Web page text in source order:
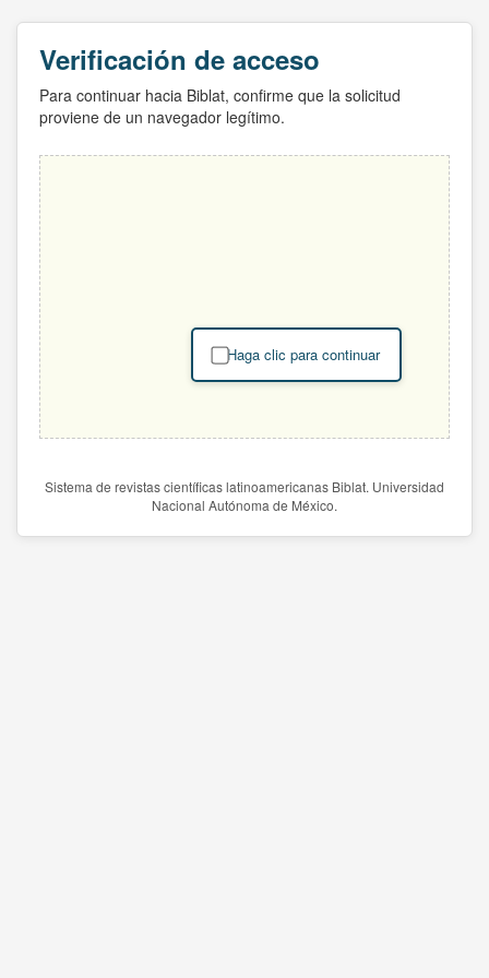
Verificación de acceso
Para continuar hacia Biblat, confirme que la solicitud
proviene de un navegador legítimo.
Haga clic para continuar
Sistema de revistas científicas latinoamericanas Biblat. Universidad
Nacional Autónoma de México.